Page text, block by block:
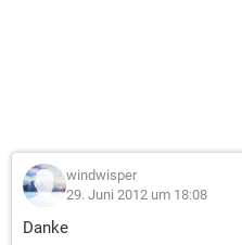
windwisper
29. Juni 2012 um 18:08
Danke